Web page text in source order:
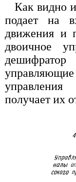
Как видно
подает на
движения и
двоичное
получает их